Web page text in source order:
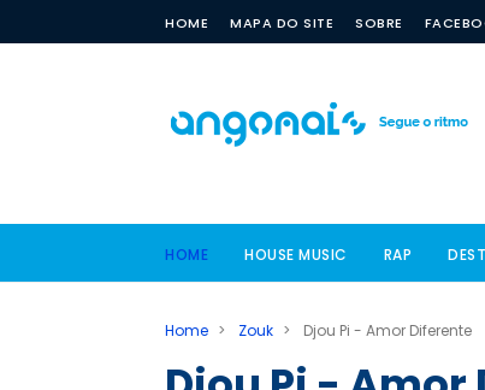
HOME MAPA DO SITE SOBRE
HOME HOUSE MUSIC RAP
Home > Zouk > Djou Pi - Amor Diferente